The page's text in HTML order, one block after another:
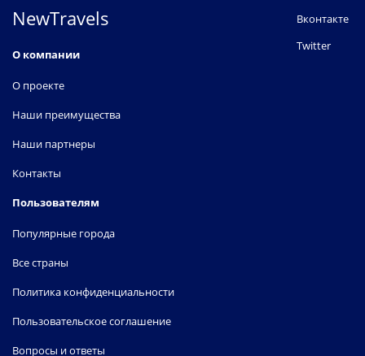
NewTravels
О компании
О проекте
Наши преимущества
Наши партнеры
Контакты
Пользователям
Популярные города
Все страны
Политика конфиденциальности
Пользовательское соглашение
Вопросы и ответы
Вконтакте
Twitter